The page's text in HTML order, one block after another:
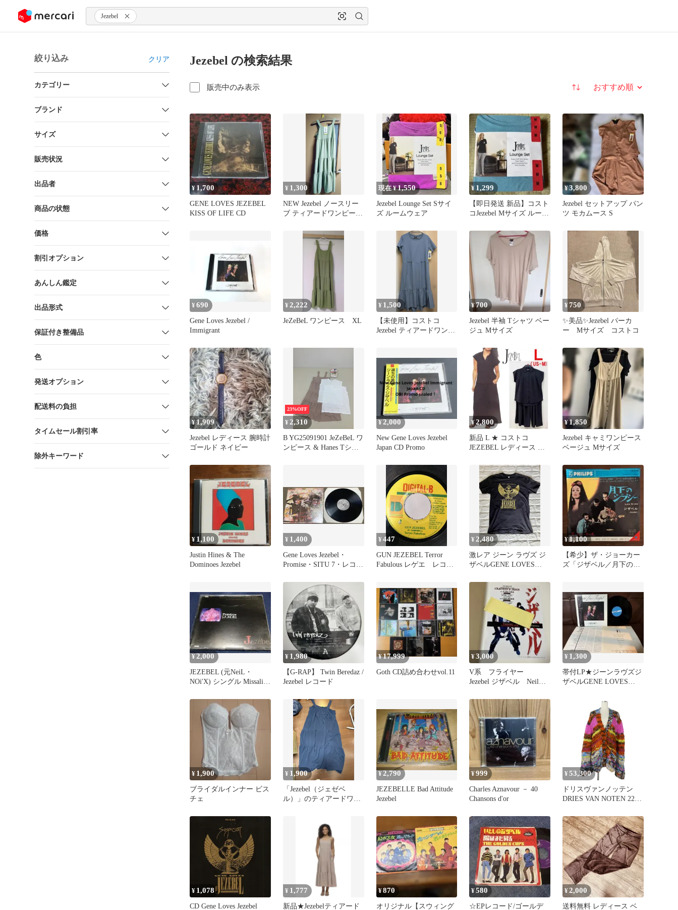
ツにスキップ Jezebel
絞り込み クリア
カテゴリー
ブランド
サイズ
販売状況
出品者
商品の状態
価格
割引オプション
あんしん鑑定
出品形式
保証付き整備品
色
発送オプション
配送料の負担
タイムセール割引率
除外キーワード
Jezebel の検索結果
販売中のみ表示 並び替え
¥ 1,700
GENE LOVES JEZEBEL
KISS OF LIFE CD
¥ 1,300
NEW Jezebel ノースリー
ブ ティアードワンピース
現在 ¥1,550
Jezebel Lounge Set Sサイ
ズ ルームウェア
¥ 1,299
【即日発送 新品】コスト
コJezebel Mサイズ ルーム
¥3,800
Jezebel セットアップ パン
ツ モカムース S
¥690
Gene Loves Jezebel /
Immigrant
¥ 2,222
JeZeBeL ワンピース XL
¥ 1,500
【未使用】コストコ
Jezebel ティアードワンピ
¥700
Jezebel 半袖 Tシャツ ベー
ジュ Mサイズ
¥750
✨美品✨Jezebel パーカ
ー Mサイズ コストコ
¥1,909
Jezebel レディース 腕時計
ゴールド ネイビー
23%OFF
¥ 2,310
B YG25091901 JeZeBeL ワ
ンピース & Hanes Tシャ
¥ 2,000
New Gene Loves Jezebel
Japan CD Promo
¥2,800
新品 L ★ コストコ
JEZEBEL レディース セ
¥1,850
Jezebel キャミワンピース
ベージュ Mサイズ
¥ 1,100
Justin Hines & The
Dominoes Jezebel
¥ 1,400
Gene Loves Jezebel・
Promise・SITU 7・レコー
¥447
GUN JEZEBEL Terror
Fabulous レゲエ レコー
¥ 2,480
激レア ジーン ラヴズ ジ
ザベルGENE LOVES
¥1,100
【希少】​ザ・ジョーカー
ズ「ジザベル／月下のジ
¥ 2,000
JEZEBEL (元NeiL・
NOi'X) シングル Missalina
¥ 1,980
【G-RAP】 Twin Beredaz /
Jezebel レコード
¥17,999
Goth CD詰め合わせvol.11
¥3,000
V系 フライヤー
Jezebel ジザベル Neil
¥ 1,300
帯付LP★ジーンラヴズジ
ザベルGENE LOVES
¥ 1,900
ブライダルインナー ビス
チェ
¥ 1,900
「Jezebel（ジェゼベ
ル）」のティアードワン
¥ 2,790
JEZEBELLE Bad Attitude
Jezebel
¥999
Charles Aznavour － 40
Chansons d'or
¥ 53,300
ドリスヴァンノッテン
DRIES VAN NOTEN 22SS
シェ編み カーディガン M
マルチカラー
¥ 1,078
CD Gene Loves Jezebel
¥ 1,777
新品★Jezebelティアード
¥870
オリジナル【スウィング
¥580
☆EPレコード/ゴールデ
¥2,000
送料無料 レディース ベ